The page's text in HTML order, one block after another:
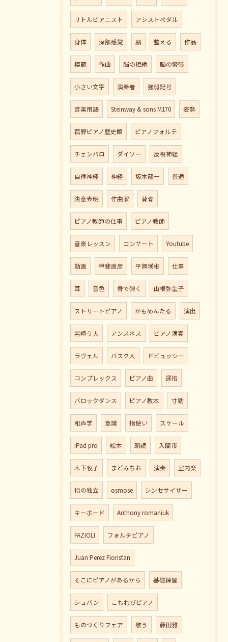
リトルピアニスト アシストペダル
身体 深部感覚 脳 整える 作品
模範 作曲 脳の拒絶 脳の緊張
小さい文字 演奏者 強弱記号
音楽用語 Steinway & sons M170 姿勢
菰野ピアノ歴史館 ピアノフォルテ
チェンバロ ダイソー 反視神経
自律神経 神経 坂本龍一 普通
決意表明 作曲家 背骨
ピアノ教師の仕事 ピアノ教師
音楽レッスン コンサート Youtube
動画 甲斐直彦 平賀瑛彬 仕事
耳 音色 骨で弾く 山根弥生子
ストリートピアノ かもめんたる 演出
岩崎う大 アンスネス ピアノ演奏
ラヴェル バスク人 ドビュッシー
コンプレックス ピアノ曲 運指
バロックダンス ピアノ教本 寸勁
和声学 意識 指使い スケール
iPad pro 絵本 朗読 入間市
木下牧子 まどみちお 演奏 室内楽
指の独立 osmose シンセサイザー
キーボード Anthony romaniuk
FAZIOLI フォルテピアノ
Juan Perez Floristan
そこにピアノがあるから 基礎練習
ショパン こもれびピアノ
ものづくりフェア 歌う 藤田雅